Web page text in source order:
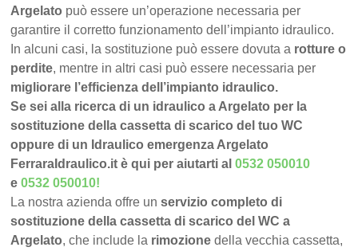
Argelato può essere un’operazione necessaria per
garantire il corretto funzionamento dell’impianto idraulico.
In alcuni casi, la sostituzione può essere dovuta a rotture o
perdite, mentre in altri casi può essere necessaria per
migliorare l’efficienza dell’impianto idraulico.
Se sei alla ricerca di un idraulico a Argelato per la
sostituzione della cassetta di scarico del tuo WC
oppure di un Idraulico emergenza Argelato
FerraraIdraulico.it è qui per aiutarti al0532 050010
e0532 050010!
La nostra azienda offre unservizio completo di
sostituzione della cassetta di scarico del WC a
Argelato, che include la rimozione della vecchia cassetta,